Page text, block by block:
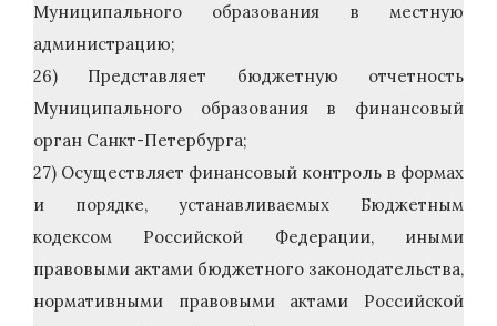
Муниципального образования в местную
администрацию;
26) Представляет бюджетную отчетность
Муниципального образования в финансовый
орган Санкт-Петербурга;
27) Осуществляет финансовый контроль в формах
и порядке, устанавливаемых Бюджетным
кодексом Российской Федерации, иными
правовыми актами бюджетного законодательства,
нормативными правовыми актами Российской